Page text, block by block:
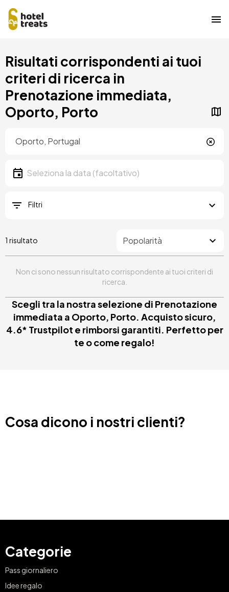
contenuto
principale
Risultati corrispondenti ai tuoi
criteri di ricerca in
Prenotazione immediata,
Oporto, Porto
Data
Seleziona la data
Filtri
1 risultato
Non ci sono nessun risultato corrispondente ai tuoi criteri di
ricerca.
Scegli tra la nostra selezione di Prenotazione
immediata a Oporto, Porto. Acquisto sicuro,
4.6* Trustpilot e rimborsi garantiti. Perfetto per
te o come regalo!
Cosa dicono i nostri clienti?
Categorie
Pass giornaliero
Idee regalo